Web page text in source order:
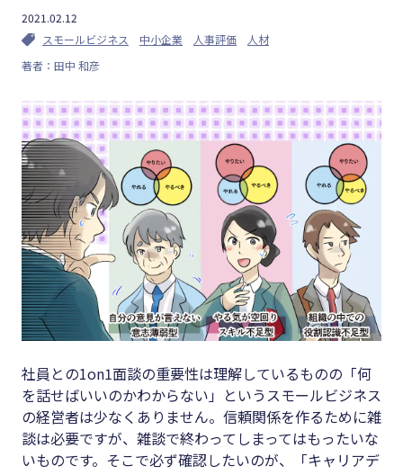
経営ノウハウ＆トレンド
キーワード
#インボイス
#インボイス制度
#電子帳簿保存法
#集客
#資金調達
#DX
#生産性向上
#採用
#人材育成
#店舗経営
#インボ
イス制度
#電子帳
#集客
#資金調
#DX
#生産性
向上
#採用
#人材育
#店舗経
#クラブ
2021.02.12
スモールビジネス
中小企業 人事評価
人材
著者：田中 和彦
社員との1on1面談の重要性は理解しているものの「何
を話せばいいのかわからない」というスモールビジネス
の経営者は少なくありません。信頼関係を作るために雑
談は必要ですが、雑談で終わってしまってはもったいな
いものです。そこで必ず確認したいのが、「キャリアデ